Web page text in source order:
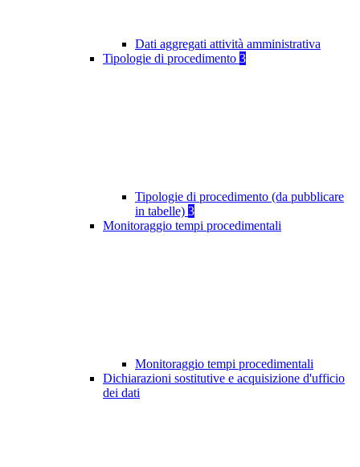
Dati aggregati attività amministrativa
Tipologie di procedimento 3
Tipologie di procedimento (da pubblicare
in tabelle) 3
Monitoraggio tempi procedimentali
Monitoraggio tempi procedimentali
Dichiarazioni sostitutive e acquisizione d'ufficio
dei dati